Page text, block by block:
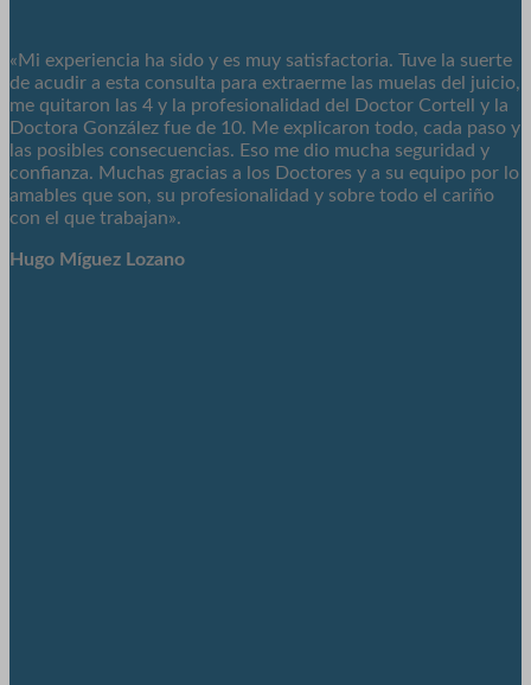
«Mi experiencia ha sido y es muy satisfactoria. Tuve la suerte
de acudir a esta consulta para extraerme las muelas del juicio,
me quitaron las 4 y la profesionalidad del Doctor Cortell y la
Doctora González fue de 10. Me explicaron todo, cada paso y
las posibles consecuencias. Eso me dio mucha seguridad y
confianza. Muchas gracias a los Doctores y a su equipo por lo
amables que son, su profesionalidad y sobre todo el cariño
con el que trabajan».
Hugo Míguez Lozano